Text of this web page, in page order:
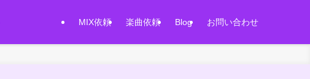
MIX依頼 楽曲依頼 Blog お問い合わせ